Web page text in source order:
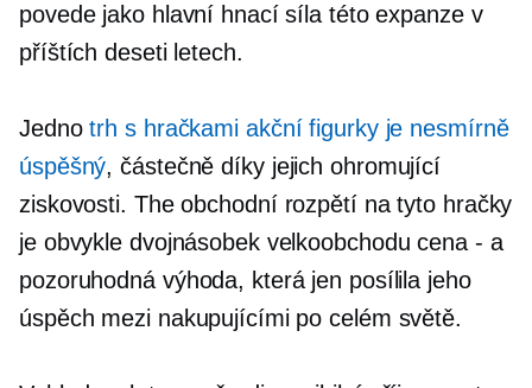
povede jako hlavní hnací síla této expanze v
příštích deseti letech.
Jednotrh s hračkami akční figurky je nesmírně
úspěšný, částečně díky jejich ohromující
ziskovosti. Theobchodní rozpětína tyto hračky
je obvykle dvojnásobek velkoobchoducena - a
pozoruhodná výhoda, která jen posílila jeho
úspěch mezi nakupujícími po celém světě.